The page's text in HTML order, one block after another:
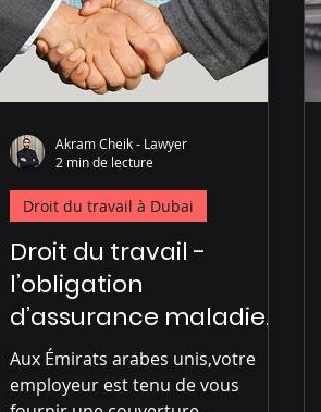
Droit du travail -
l’obligation
d’assurance maladie
pour les employés Aux
Émirats arabes unis
Aux Émirats arabes unis,votre
employeur est tenu de vous
Droit du travail à Dubai
Akram Cheik - Lawyer
2 min de lecture